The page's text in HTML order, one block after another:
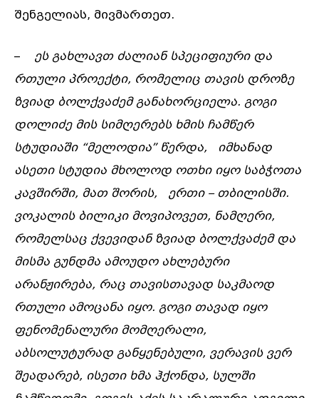
შენგელიას, მივმართეთ.
– ეს გახლავთ ძალიან სპეციფიური და
რთული პროექტი, რომელიც თავის დროზე
ზვიად ბოლქვაძემ განახორციელა. გოგი
დოლიძე მის სიმღერებს ხმის ჩამწერ
სტუდიაში“მელოდია” წერდა,
იმხანად
ასეთი სტუდია მხოლოდ ოთხი იყო საბჭოთა
კავშირში, მათ შორის, ერთი– თბილისში.
ვოკალის ბილიკი მოვიპოვეთ, ნამღერი,
რომელსაც ქვევიდან ზვიად ბოლქვაძემ და
მისმა გუნდმა ამოუდო ახლებური
არანჟირება, რაც თავისთავად საკმაოდ
რთული ამოცანა იყო. გოგი თავად იყო
ფენომენალური მომღერალი,
აბსოლუტურად განყენებული, ვერავის ვერ
შეადარებ, ისეთი ხმა ჰქონდა, სულში